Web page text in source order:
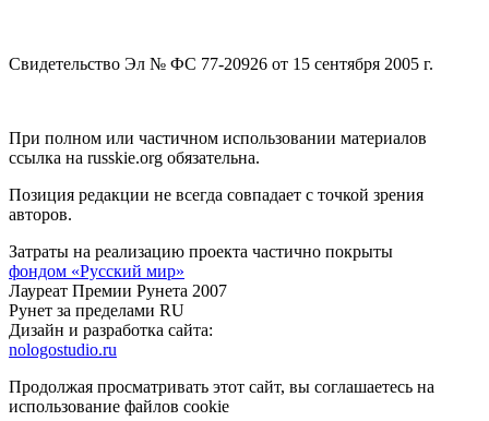
Свидетельство Эл № ФС 77-20926 от 15 сентября 2005 г.
При полном или частичном использовании материалов
ссылка на russkie.org обязательна.
Позиция редакции не всегда совпадает с точкой зрения
авторов.
Затраты на реализацию проекта частично покрыты
фондом «Русский мир»
Лауреат Премии Рунета 2007
Рунет за пределами RU
Дизайн и разработка сайта:
nologostudio.ru
Продолжая просматривать этот сайт, вы соглашаетесь на
использование файлов cookie